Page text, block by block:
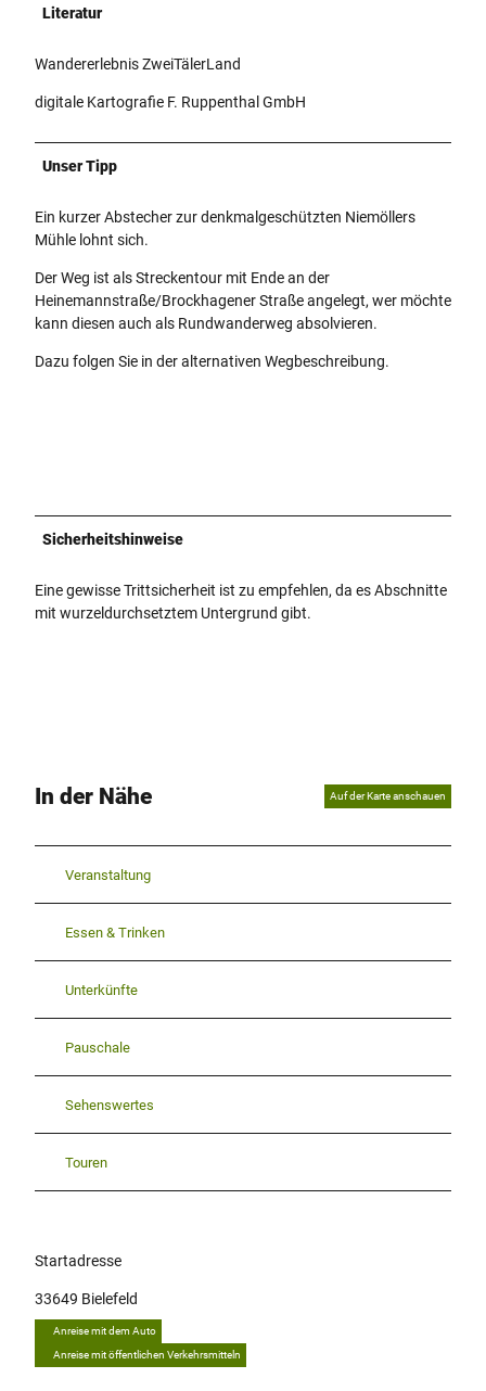
Literatur
Wandererlebnis ZweiTälerLand
digitale Kartografie F. Ruppenthal GmbH
Unser Tipp
Ein kurzer Abstecher zur denkmalgeschützten Niemöllers
Mühle lohnt sich.
Der Weg ist als Streckentour mit Ende an der
Heinemannstraße/Brockhagener Straße angelegt, wer möchte
kann diesen auch als Rundwanderweg absolvieren.
Dazu folgen Sie in der alternativen Wegbeschreibung.
Sicherheitshinweise
Eine gewisse Trittsicherheit ist zu empfehlen, da es Abschnitte
mit wurzeldurchsetztem Untergrund gibt.
In der Nähe Auf der Karte anschauen
Veranstaltung
Essen & Trinken
Unterkünfte
Pauschale
Sehenswertes
Touren
Startadresse
33649 Bielefeld
Anreise mit dem Auto
Anreise mit öffentlichen Verkehrsmitteln